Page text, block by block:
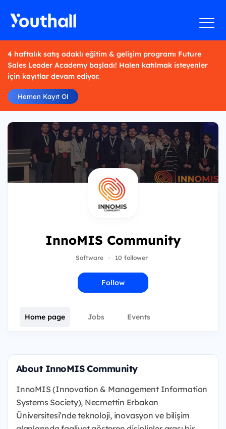
4 haftalık satış odaklı eğitim & gelişim programı Future
Sales Leader Academy başladı! Halen katılmak isteyenler
için kayıtlar devam ediyor.
Hemen Kayıt Ol
InnoMIS Community
Software · 10 follower
Follow
Home page Jobs Events
About InnoMIS Community
InnoMIS (Innovation & Management Information
Systems Society), Necmettin Erbakan
Üniversitesi’nde teknoloji, inovasyon ve bilişim